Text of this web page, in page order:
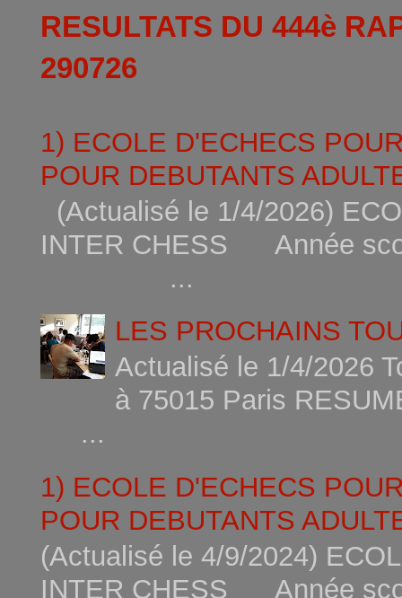
RESULTATS DU 444è
290726
1) ECOLE D'ECHECS
POUR DEBUTANTS
(Actualisé le 1/4/2026)
INTER CHESS Année
...
LES PROCHAINS
Actualisé le 1/4/2026
à 75015
...
1) ECOLE D'ECHECS
POUR DEBUTANTS
(Actualisé le 4/9/2024)
INTER CHESS Année